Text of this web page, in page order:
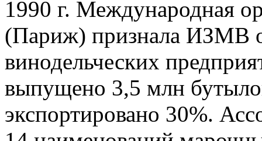
1990 г. Международная
(Париж) признала ИЗМВ
винодельческих
выпущено 3,5 млн
экспортировано 30%.